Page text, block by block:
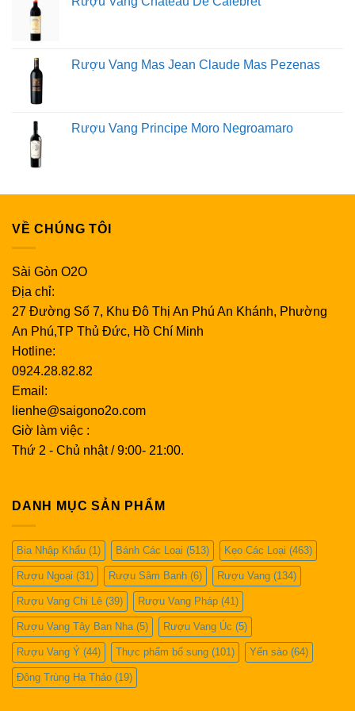
Rượu sâm banh: Đổ không quá 2/3 ly.
Gạn hoặc xoáy ly rượu của bạn
Hầu hết các loại rượu vang đỏ đều có lợi từ quá trình
gạn, nhưng các loại rượu khác cũng có thể được gạn
trong thời gian ngắn.
gạn và để cho nó có bọt khí.Gạn rượu của bạn sẽ làm
tăng hương thơm và hương vị của rượu. Gạn cũng là
một cách tuyệt vời để loại bỏ sulfit và cặn lắng trong các
khí trước khi uống.
Giữ đúng chiếc ly của bạn
Nghi thức dùng đồ thủy tinh cũng là một yếu tố cần thiết
của toàn bộ trải nghiệm uống rượu.
rượu bằng thân ly để hơi ấm từ tay không truyền sang
rượu.Để có một tay cầm ổn định, chỉ cần đặt ngón tay
cái, ngón giữa và ngón trỏ của bạn lên thân ly rượu
trong khi nhẹ nhàng đặt các ngón tay khác của bạn lên
đế.
Ngửi hương thơm của rượu
Khi bạn đang khuấy rượu vang trắng hoặc đỏ của mình
trong ly, hãy thưởng thức hương thơm của rượu và lưu
thể phát hiện ra các sắc thái khác nhau của hương liệu.
Rượu càng phức tạp thì càng có nhiều điều để khám
Nhấm nháp rượu
Bây giờ là lúc để uống ly rượu của bạn. Hãy dành thời
gian của bạn khi thưởng thức rượu vang và lưu ý các
mảng hương vị. Để uống rượu, hãy nhấp một ngụm nhỏ
và xoáy rượu trong miệng để bạn có thể hấp thụ trọn
vẹn hương vị bằng vị giác của mình. Bạn có thể giữ
rượu trong khoảng năm giây, sau đó nuốt và thưởng
Rượu Vang Mas Jean Claude Mas Pezenas
Rượu Vang Principe Moro Negroamaro
VỀ CHÚNG TÔI
Sài Gòn O2O
Địa chỉ:
27 Đường Số 7, Khu Đô Thị An Phú An Khánh, Phường
An Phú,TP Thủ Đức, Hồ Chí Minh
Hotline:
0924.28.82.82
Email:
lienhe@saigono2o.com
Giờ làm việc :
Thứ 2 - Chủ nhật / 9:00- 21:00.
DANH MỤC SẢN PHẨM
Bia Nhập Khẩu (1) Bánh Các Loại (513) Kẹo Các Loại (463)
Rượu Ngoại (31) Rượu Sâm Banh (6) Rượu Vang (134)
Rượu Vang Chi Lê (39) Rượu Vang Pháp (41)
Rượu Vang Tây Ban Nha (5) Rượu Vang Úc (5)
Rượu Vang Ý (44) Thực phẩm bổ sung (101) Yến sào (64)
Đông Trùng Hạ Thảo (19)